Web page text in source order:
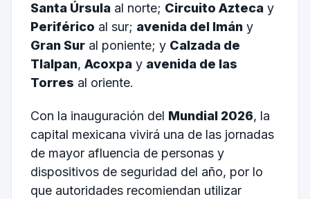
Santa Úrsulaal norte; Circuito Aztecay
Periférico al sur; avenida del Imány
Gran Sural poniente; y Calzada de
Tlalpan, Acoxpay avenida de las
Torres al oriente.
Con la inauguración del Mundial 2026, la
capital mexicana vivirá una de las jornadas
de mayor afluencia de personas y
dispositivos de seguridad del año, por lo
que autoridades recomiendan utilizar